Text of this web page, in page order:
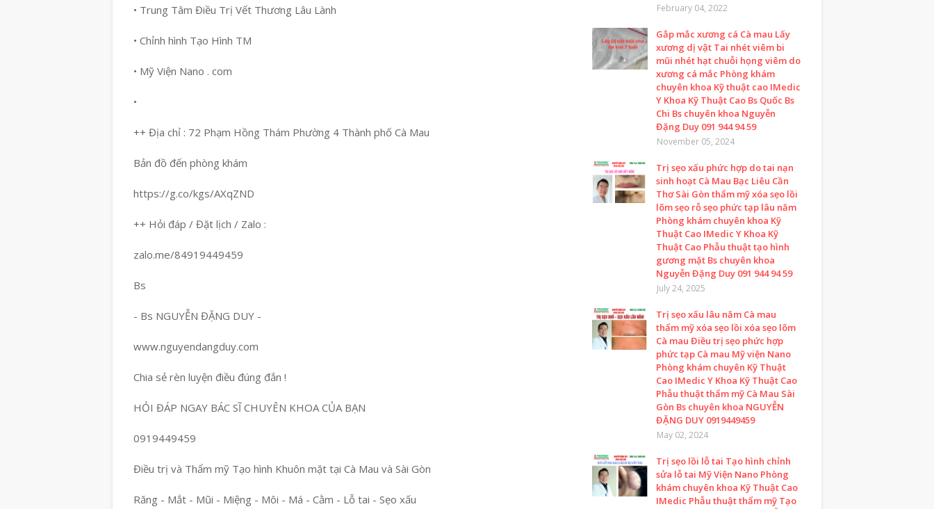
• Trung Tâm Điều Trị Vết Thương Lâu Lành
• Chỉnh hình Tạo Hình TM
• Mỹ Viện Nano . com
•
++ Địa chỉ : 72 Phạm Hồng Thám Phường 4 Thành phố Cà Mau
Bản đồ đến phòng khám
https://g.co/kgs/AXqZND
++ Hỏi đáp / Đặt lịch / Zalo :
zalo.me/84919449459
Bs
- Bs NGUYỄN ĐẶNG DUY -
www.nguyendangduy.com
Chia sẻ rèn luyện điều đúng đắn !
HỎI ĐÁP NGAY BÁC SĨ CHUYÊN KHOA CỦA BẠN
0919449459
Điều trị và Thẩm mỹ Tạo hình Khuôn mặt tại Cà Mau và Sài Gòn
Răng - Mắt - Mũi - Miệng - Môi - Má - Cằm - Lỗ tai - Sẹo xấu
February 04, 2022
Gắp mắc xương cá Cà mau Lấy
xương dị vật Tai nhét viêm bi
mũi nhét hạt chuỗi họng viêm do
xương cá mắc Phòng khám
chuyên khoa Kỹ thuật cao IMedic
Y Khoa Kỹ Thuật Cao Bs Quốc Bs
Chi Bs chuyên khoa Nguyễn
Đặng Duy 091 944 94 59
November 05, 2024
Trị sẹo xấu phức hợp do tai nạn
sinh hoạt Cà Mau Bạc Liêu Cần
Thơ Sài Gòn thẩm mỹ xóa sẹo lồi
lõm sẹo rỗ sẹo phức tạp lâu năm
Phòng khám chuyên khoa Kỹ
Thuật Cao IMedic Y Khoa Kỹ
Thuật Cao Phẫu thuật tạo hình
gương mặt Bs chuyên khoa
Nguyễn Đặng Duy 091 944 94 59
July 24, 2025
Trị sẹo xấu lâu năm Cà mau
thẩm mỹ xóa sẹo lồi xóa sẹo lõm
Cà mau Điều trị sẹo phức hợp
phức tạp Cà mau Mỹ viện Nano
Phòng khám chuyên Kỹ Thuật
Cao IMedic Y Khoa Kỹ Thuật Cao
Phẫu thuật thẩm mỹ Cà Mau Sài
Gòn Bs chuyên khoa NGUYỄN
ĐẶNG DUY 0919449459
May 02, 2024
Trị sẹo lồi lỗ tai Tạo hình chỉnh
sửa lỗ tai Mỹ Viện Nano Phòng
khám chuyên khoa Kỹ Thuật Cao
IMedic Phẫu thuật thẩm mỹ Tạo